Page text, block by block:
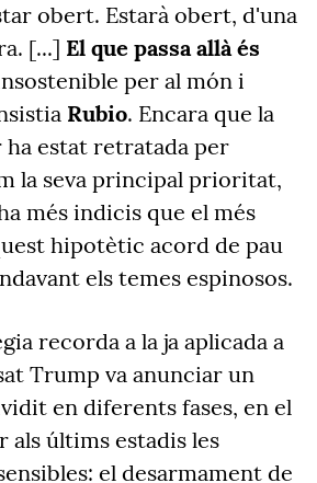
obert. Estarà obert, d'una
[...] El que passa allà és
per al món i
Rubio. Encara que la
estat retratada per
la seva principal prioritat,
més indicis que el més
hipotètic acord de pau
els temes espinosos.
recorda a la ja aplicada a
Trump va anunciar un
en diferents fases, en el
als últims estadis les
el desarmament de